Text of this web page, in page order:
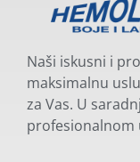
Naši iskusni i
maksimalnu
za Vas. U
profesionalnom